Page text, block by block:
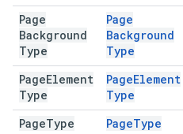
Page
Background
Type
Page
Background
Type
PageElement
Type
PageElement
Type
PageType PageType